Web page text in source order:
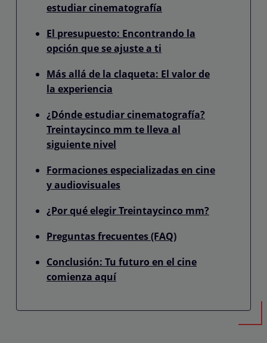
estudiar cinematografía
El presupuesto: Encontrando la
opción que se ajuste a ti
Más allá de la claqueta: El valor de
la experiencia
¿Dónde estudiar cinematografía?
Treintaycinco mm te lleva al
siguiente nivel
Formaciones especializadas en cine
y audiovisuales
¿Por qué elegir Treintaycinco mm?
Preguntas frecuentes (FAQ)
Conclusión: Tu futuro en el cine
comienza aquí